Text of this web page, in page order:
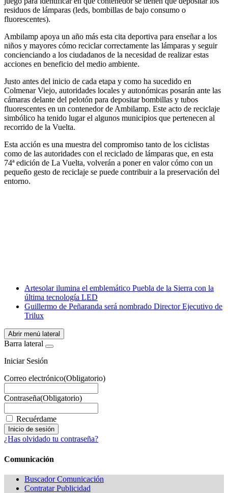
residuos de lámparas (leds, bombillas de bajo consumo o
fluorescentes).
Ambilamp apoya un año más esta cita deportiva para enseñar a los
niños y mayores cómo reciclar correctamente las lámparas y seguir
concienciando a los ciudadanos de la necesidad de realizar estas
acciones en beneficio del medio ambiente.
Justo antes del inicio de cada etapa y como ha sucedido en
Colmenar Viejo, autoridades locales y autonómicas posarán ante las
cámaras delante del pelotón para depositar bombillas y tubos
fluorescentes en un contenedor de Ambilamp. Este acto de reciclaje
simbólico ha tenido lugar el algunos municipios que pertenecen al
recorrido de la Vuelta.
Esta acción es una muestra del compromiso tanto de los ciclistas
como de las autoridades con el reciclado de lámparas que, en esta
74ª edición de La Vuelta, volverán a poner en valor cómo con un
pequeño gesto de reciclaje se puede contribuir a la preservación del
entorno.
WhatsApp
Artesolar ilumina el emblemático Puebla de la Sierra con la
última tecnología LED
Guillermo de Peñaranda será nombrado Director Ejecutivo de
Trilux
Abrir menú lateral
Barra lateral
Iniciar Sesión
Correo electrónico(Obligatorio)
Contraseña(Obligatorio)
Recuérdame
¿Has olvidado tu contraseña?
Comunicación
Buscador Comunicación
Contratar Publicidad